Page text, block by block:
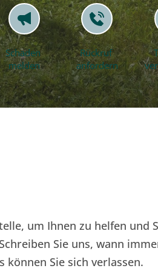
Schaden
melden
Rückruf
anfordern
um Ihnen zu helfen und
Sie uns, wann
können Sie sich verlassen.